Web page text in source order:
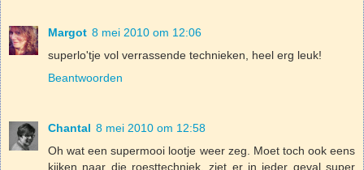
Margot 8 mei 2010 om 12:06
superlo'tje vol verrassende technieken, heel erg leuk!
Beantwoorden
Chantal 8 mei 2010 om 12:58
Oh wat een supermooi lootje weer zeg. Moet toch ook eens
kijken naar die roesttechniek, ziet er in ieder geval super